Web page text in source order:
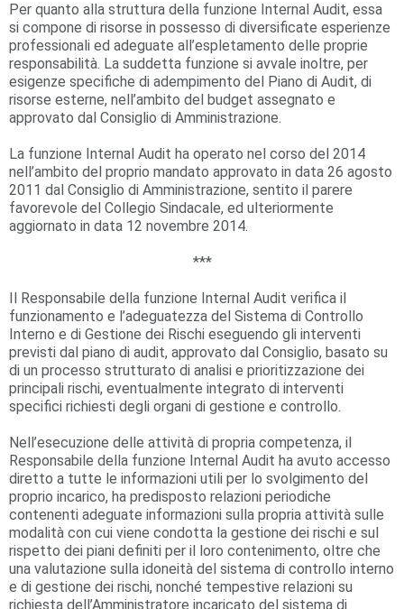
Per quanto alla struttura della funzione Internal Audit, essa
si compone di risorse in possesso di diversificate esperienze
professionali ed adeguate all’espletamento delle proprie
responsabilità. La suddetta funzione si avvale inoltre, per
esigenze specifiche di adempimento del Piano di Audit, di
risorse esterne, nell’ambito del budget assegnato e
approvato dal Consiglio di Amministrazione.
La funzione Internal Audit ha operato nel corso del 2014
nell’ambito del proprio mandato approvato in data 26 agosto
2011 dal Consiglio di Amministrazione, sentito il parere
favorevole del Collegio Sindacale, ed ulteriormente
aggiornato in data 12 novembre 2014.
***
Il Responsabile della funzione Internal Audit verifica il
funzionamento e l’adeguatezza del Sistema di Controllo
Interno e di Gestione dei Rischi eseguendo gli interventi
previsti dal piano di audit, approvato dal Consiglio, basato su
di un processo strutturato di analisi e prioritizzazione dei
principali rischi, eventualmente integrato di interventi
specifici richiesti degli organi di gestione e controllo.
Nell’esecuzione delle attività di propria competenza, il
Responsabile della funzione Internal Audit ha avuto accesso
diretto a tutte le informazioni utili per lo svolgimento del
proprio incarico, ha predisposto relazioni periodiche
contenenti adeguate informazioni sulla propria attività sulle
modalità con cui viene condotta la gestione dei rischi e sul
rispetto dei piani definiti per il loro contenimento, oltre che
una valutazione sulla idoneità del sistema di controllo interno
e di gestione dei rischi, nonché tempestive relazioni su
richiesta dell’Amministratore incaricato del sistema di